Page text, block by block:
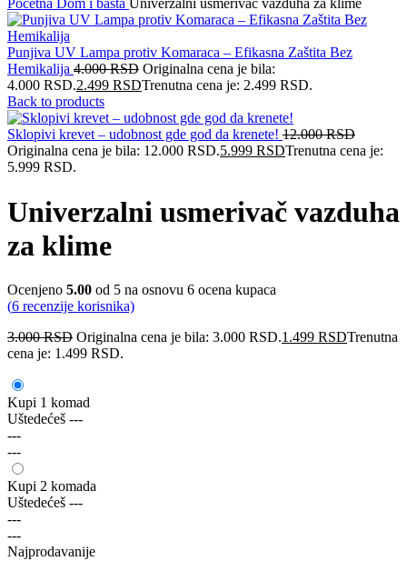
Početna Dom i bašta Univerzalni usmerivač vazduha za klime
Punjiva UV Lampa protiv Komaraca – Efikasna Zaštita Bez
Hemikalija 4.000RSD Originalna cena je bila:
4.000 RSD.2.499 RSDTrenutna cena je: 2.499 RSD.
Back to products
Sklopivi krevet – udobnost gde god da krenete! 12.000RSD
Originalna cena je bila: 12.000 RSD.5.999 RSDTrenutna cena je:
5.999 RSD.
Univerzalni usmerivač vazduha
za klime
Ocenjeno 5.00 od 5 na osnovu 6 ocena kupaca
(6 recenzije korisnika)
3.000RSD Originalna cena je bila: 3.000 RSD.1.499 RSDTrenutna
cena je: 1.499 RSD.
Kupi 1 komad
Uštedećeš ---
---
---
Kupi 2 komada
Uštedećeš ---
---
---
Najprodavanije